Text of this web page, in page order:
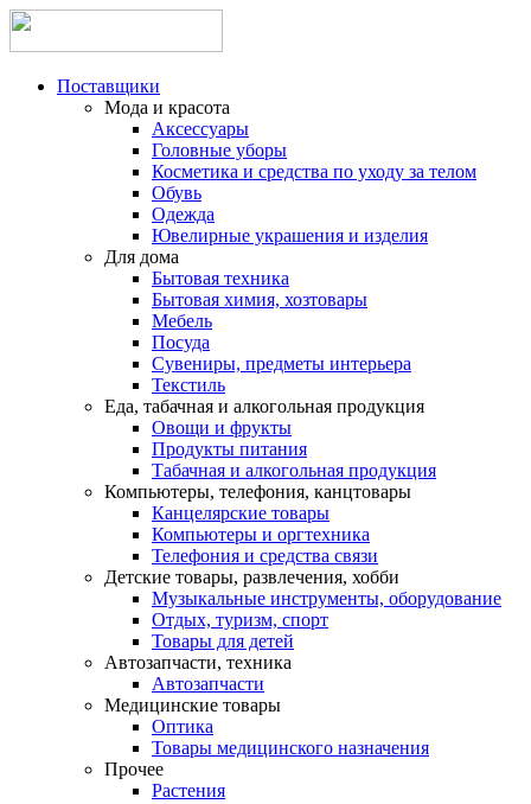
Поставщики
Мода и красота
Аксессуары
Головные уборы
Косметика и средства по уходу за телом
Обувь
Одежда
Ювелирные украшения и изделия
Для дома
Бытовая техника
Бытовая химия, хозтовары
Мебель
Посуда
Сувениры, предметы интерьера
Текстиль
Еда, табачная и алкогольная продукция
Овощи и фрукты
Продукты питания
Табачная и алкогольная продукция
Компьютеры, телефония, канцтовары
Канцелярские товары
Компьютеры и оргтехника
Телефония и средства связи
Детские товары, развлечения, хобби
Музыкальные инструменты, оборудование
Отдых, туризм, спорт
Товары для детей
Автозапчасти, техника
Автозапчасти
Медицинские товары
Оптика
Товары медицинского назначения
Прочее
Растения